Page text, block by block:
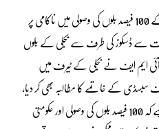
بتایا گیا ہے کہ آئی ایم ایف نے ڈسکوز کے 100 فیصد بلوں کی وصولی میں ناکامی پر
سے ڈسکوز کی طرف سے بجلی کے بلوں
آئی ایم ایف نے بجلی کے ٹیرف میں
کے خاتمے کا مطالبہ بھی کر دیا،
اس حوالے سے آئی ایم ایف نے کہا ہے کہ 100 فیصد بلوں کی وصولی اور حکومتی